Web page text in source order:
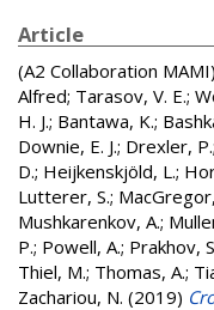
Article
(A2 Collaboration MAMI)
Alfred; Tarasov, V. E.;
H. J.; Bantawa, K.;
Downie, E. J.; Drexler, P.;
D.; Heijkenskjöld, L.;
Lutterer, S.;
Mushkarenkov, A.;
P.; Powell, A.; Prakhov,
Thiel, M.; Thomas, A.;
Zachariou, N. (2019)